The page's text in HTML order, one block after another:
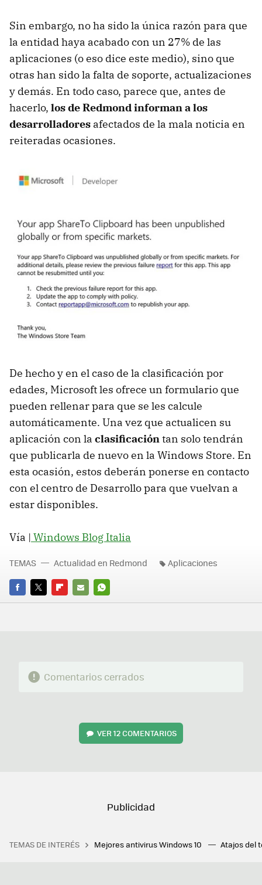
Sin embargo, no ha sido la única razón para que
la entidad haya acabado con un 27% de las
aplicaciones (o eso dice este medio), sino que
otras han sido la falta de soporte, actualizaciones
y demás. En todo caso, parece que, antes de
hacerlo, los de Redmond informan a los
desarrolladores afectados de la mala noticia en
reiteradas ocasiones.
De hecho y en el caso de la clasificación por
edades, Microsoft les ofrece un formulario que
pueden rellenar para que se les calcule
automáticamente. Una vez que actualicen su
aplicación con la clasificacióntan solo tendrán
que publicarla de nuevo en la Windows Store. En
esta ocasión, estos deberán ponerse en contacto
con el centro de Desarrollo para que vuelvan a
estar disponibles.
Vía | Windows Blog Italia
FACEBOOK
TWITTERFLIPBOARD
E-
WHATSAPP
TEMAS Actualidad en Redmond Aplicaciones
Comentarios cerrados
VER12 COMENTARIOS
TEMAS DE INTERÉS Mejores antivirus Windows 10 Atajos del